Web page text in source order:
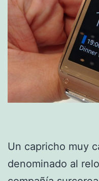
Un capricho muy
denominado al